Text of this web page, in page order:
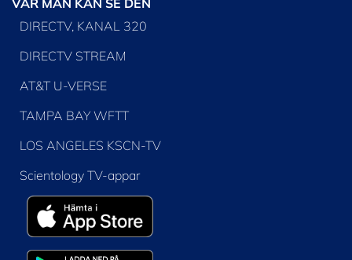
DIRECTV, KANAL 320
DIRECTV STREAM
AT&T U-VERSE
TAMPA BAY WFTT
LOS ANGELES KSCN-TV
Scientology TV-appar